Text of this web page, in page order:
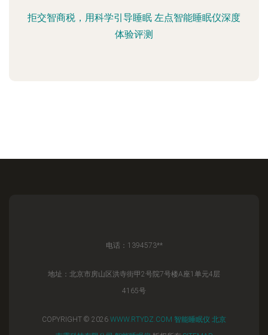
拒交智商税，用科学引导睡眠 左点智能睡眠仪深度
体验评测
电话：1394573**
地址：北京市房山区洪寺街甲2号院7号楼A座1单元4层
4165号
COPYRIGHT © 2026 WWW.RTYDZ.COM 智能睡眠仪 北京